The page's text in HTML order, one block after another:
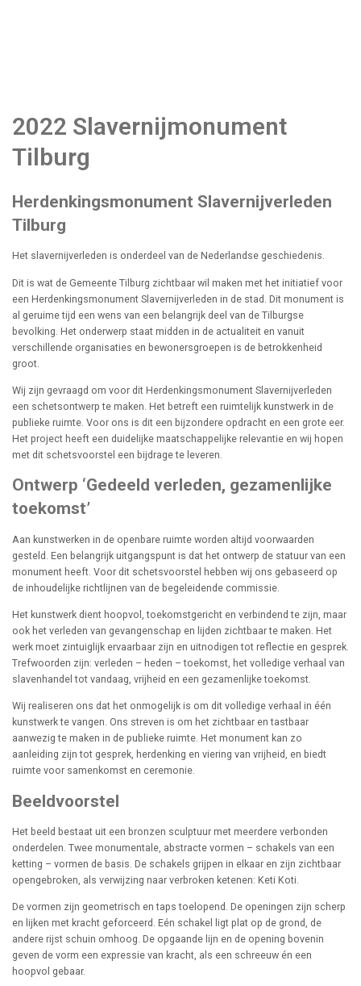
2022 Slavernijmonument
Tilburg
Herdenkingsmonument Slavernijverleden
Tilburg
Het slavernijverleden is onderdeel van de Nederlandse geschiedenis.
Dit is wat de Gemeente Tilburg zichtbaar wil maken met het initiatief voor
een Herdenkingsmonument Slavernijverleden in de stad. Dit monument is
al geruime tijd een wens van een belangrijk deel van de Tilburgse
bevolking. Het onderwerp staat midden in de actualiteit en vanuit
verschillende organisaties en bewonersgroepen is de betrokkenheid
groot.
Wij zijn gevraagd om voor dit Herdenkingsmonument Slavernijverleden
een schetsontwerp te maken. Het betreft een ruimtelijk kunstwerk in de
publieke ruimte. Voor ons is dit een bijzondere opdracht en een grote eer.
Het project heeft een duidelijke maatschappelijke relevantie en wij hopen
met dit schetsvoorstel een bijdrage te leveren.
Ontwerp ‘Gedeeld verleden, gezamenlijke
toekomst’
Aan kunstwerken in de openbare ruimte worden altijd voorwaarden
gesteld. Een belangrijk uitgangspunt is dat het ontwerp de statuur van een
monument heeft. Voor dit schetsvoorstel hebben wij ons gebaseerd op
de inhoudelijke richtlijnen van de begeleidende commissie.
Het kunstwerk dient hoopvol, toekomstgericht en verbindend te zijn, maar
ook het verleden van gevangenschap en lijden zichtbaar te maken. Het
werk moet zintuiglijk ervaarbaar zijn en uitnodigen tot reflectie en gesprek.
Trefwoorden zijn: verleden – heden – toekomst, het volledige verhaal van
slavenhandel tot vandaag, vrijheid en een gezamenlijke toekomst.
Wij realiseren ons dat het onmogelijk is om dit volledige verhaal in één
kunstwerk te vangen. Ons streven is om het zichtbaar en tastbaar
aanwezig te maken in de publieke ruimte. Het monument kan zo
aanleiding zijn tot gesprek, herdenking en viering van vrijheid, en biedt
ruimte voor samenkomst en ceremonie.
Beeldvoorstel
Het beeld bestaat uit een bronzen sculptuur met meerdere verbonden
onderdelen. Twee monumentale, abstracte vormen – schakels van een
ketting – vormen de basis. De schakels grijpen in elkaar en zijn zichtbaar
opengebroken, als verwijzing naar verbroken ketenen: Keti Koti.
De vormen zijn geometrisch en taps toelopend. De openingen zijn scherp
en lijken met kracht geforceerd. Eén schakel ligt plat op de grond, de
andere rijst schuin omhoog. De opgaande lijn en de opening bovenin
geven de vorm een expressie van kracht, als een schreeuw én een
hoopvol gebaar.